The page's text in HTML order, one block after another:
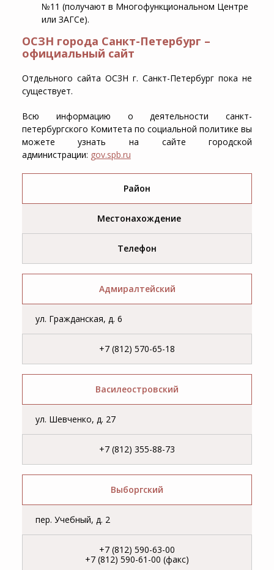
№11 (получают в Многофункциональном Центре
или ЗАГСе).
ОСЗН города Санкт-Петербург –
официальный сайт
Отдельного сайта ОСЗН г. Санкт-Петербург пока не
существует.
Всю информацию о деятельности санкт-
петербургского Комитета по социальной политике вы
можете узнать на сайте городской
администрации: gov.spb.ru
Район
Местонахождение
Телефон
Адмиралтейский
ул. Гражданская, д. 6
+7 (812) 570-65-18
Василеостровский
ул. Шевченко, д. 27
+7 (812) 355-88-73
Выборгский
пер. Учебный, д. 2
+7 (812) 590-63-00
+7 (812) 590-61-00 (факс)